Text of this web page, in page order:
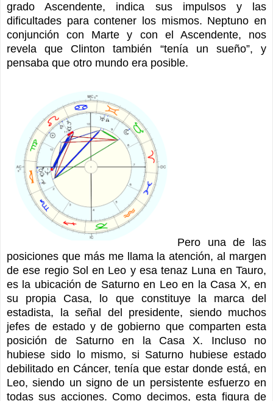
grado Ascendente, indica sus impulsos y las
dificultades para contener los mismos. Neptuno en
conjunción con Marte y con el Ascendente, nos
revela que Clinton también “tenía un sueño”, y
pensaba que otro mundo era posible.
Pero una de las
posiciones que más me llama la atención, al margen
de ese regio Sol en Leo y esa tenaz Luna en Tauro,
es la ubicación de Saturno en Leo en la Casa X, en
su propia Casa, lo que constituye la marca del
estadista, la señal del presidente, siendo muchos
jefes de estado y de gobierno que comparten esta
posición de Saturno en la Casa X. Incluso no
hubiese sido lo mismo, si Saturno hubiese estado
debilitado en Cáncer, tenía que estar donde está, en
Leo, siendo un signo de un persistente esfuerzo en
todas sus acciones. Como decimos, esta figura de